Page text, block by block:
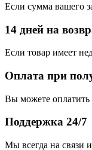
Если сумма вашего
14 дней на
Если товар имеет
Оплата при
Вы можете оплатить
Поддержка 24/7
Мы всегда на связи